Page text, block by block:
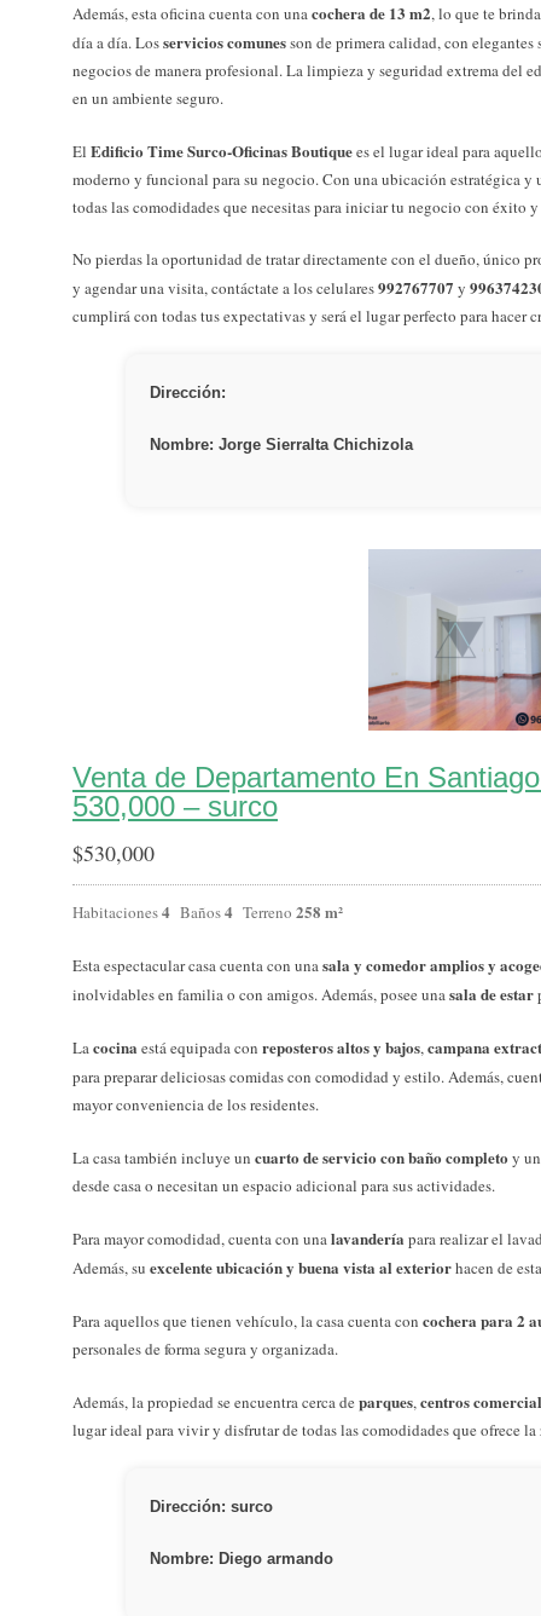
Además, esta oficina cuenta con unacochera de 13 m2, lo que te
día a día. Losservicios comunesson de primera calidad, con elegantes
negocios de manera profesional. La limpieza y seguridad extrema del
en un ambiente seguro.
El Edificio Time Surco-Oficinas Boutiquees el lugar ideal para
moderno y funcional para su negocio. Con una ubicación estratégica
todas las comodidades que necesitas para iniciar tu negocio con éxito
No pierdas la oportunidad de tratar directamente con el dueño, único
y agendar una visita, contáctate a los celulares992767707 y
cumplirá con todas tus expectativas y será el lugar perfecto para hacer
Dirección:
Nombre: Jorge Sierralta Chichizola
Venta de Departamento En
530,000 – surco
$530,000
Habitaciones4 Baños4 Terreno 258 m²
Esta espectacular casa cuenta con unasala y comedor amplios y
inolvidables en familia o con amigos. Además, posee unasala de estar
Lacocina está equipada con reposteros altos y bajos,campana
para preparar deliciosas comidas con comodidad y estilo. Además,
mayor conveniencia de los residentes.
La casa también incluye un cuarto de servicio con baño completo y
desde casa o necesitan un espacio adicional para sus actividades.
Para mayor comodidad, cuenta con unalavandería para realizar el
Además, su excelente ubicación y buena vista al exteriorhacen de
Para aquellos que tienen vehículo, la casa cuenta con cochera para 2
personales de forma segura y organizada.
Además, la propiedad se encuentra cerca de parques,centros
lugar ideal para vivir y disfrutar de todas las comodidades que ofrece la
Dirección: surco
Nombre: Diego armando